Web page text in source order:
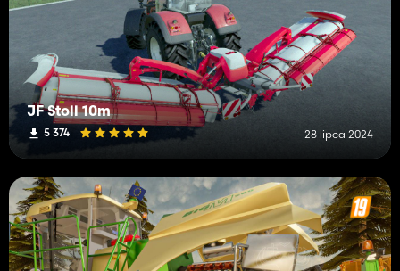
JF Stoll 10m
5 374 28 lipca 2024